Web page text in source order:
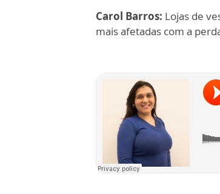
Carol Barros: Lojas de
mais afetadas com a